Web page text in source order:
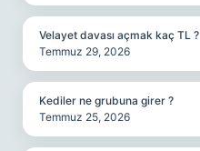
Velayet davası açmak kaç TL ?
Temmuz 29, 2026
Kediler ne grubuna girer ?
Temmuz 25, 2026